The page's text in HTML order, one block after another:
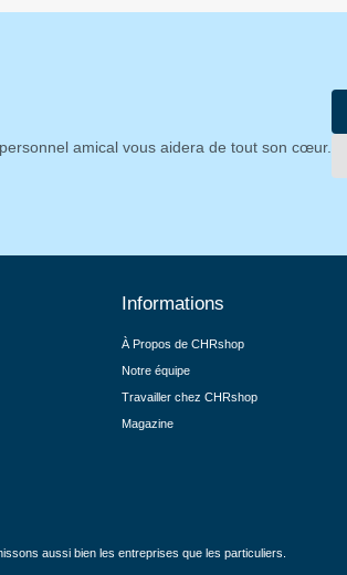
amical vous aidera de tout son cœur.
Informations
À Propos de CHRshop
Notre équipe
Travailler chez CHRshop
Magazine
aussi bien les entreprises que les particuliers.